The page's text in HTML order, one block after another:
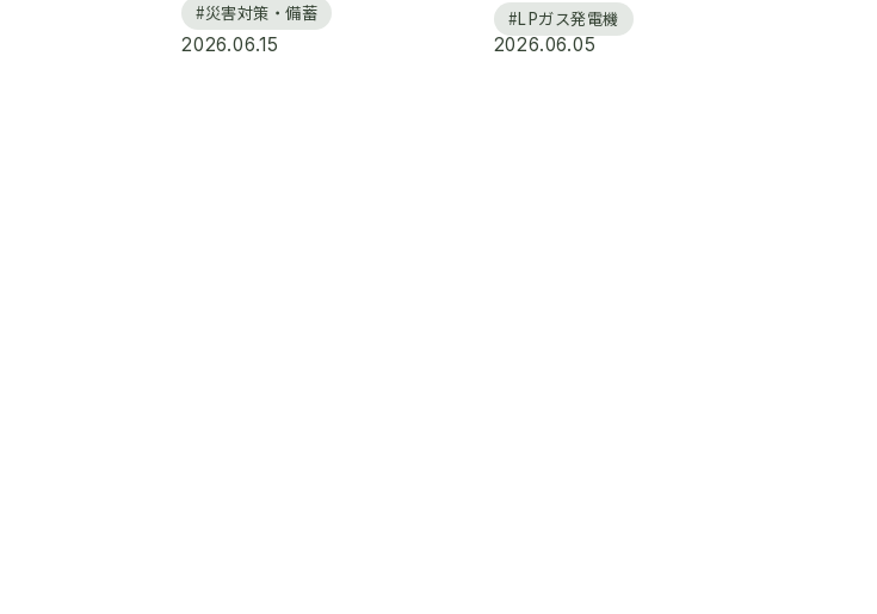
#災害対策・備蓄
2026.06.15
#LPガス発電機
2026.06.05